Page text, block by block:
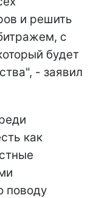
и решить
с
будет
- заявил
как
поводу